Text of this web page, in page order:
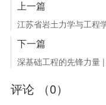
上一篇
下一篇
评论 （0）